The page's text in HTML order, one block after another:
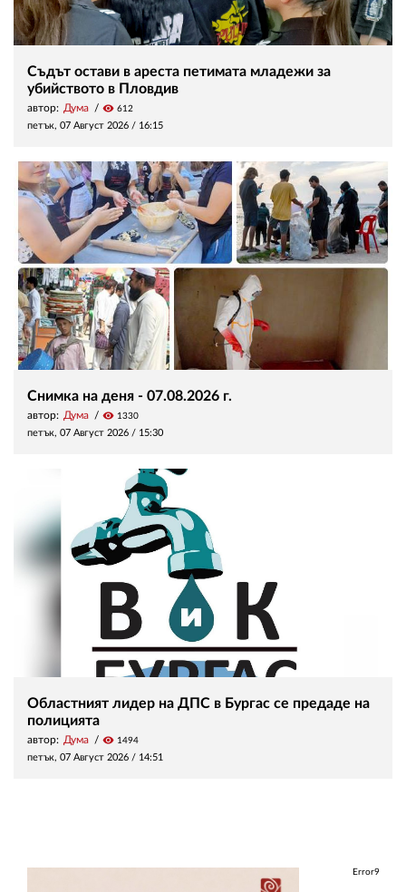
Съдът остави в ареста петимата младежи за
убийството в Пловдив
автор: Дума visibility 612
петък, 07 Август 2026 / 16:15
Снимка на деня - 07.08.2026 г.
автор: Дума visibility 1330
петък, 07 Август 2026 / 15:30
Областният лидер на ДПС в Бургас се предаде на
полицията
автор: Дума visibility 1494
петък, 07 Август 2026 / 14:51
Error9